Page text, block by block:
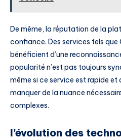
De même, la réputation de la
confiance. Des services tels que
bénéficient d’une
popularité n’est pas toujours
même si ce service est rapide
manquer de la nuance
complexes.
l’évolution des